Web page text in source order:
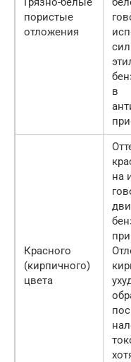
пористые
отложения
в
Красного
(кирпичного)
цвета
на